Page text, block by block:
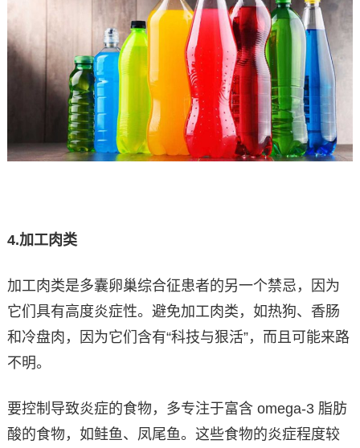
4.加工肉类
加工肉类是多囊卵巢综合征患者的另一个禁忌，因为
它们具有高度炎症性。避免加工肉类，如热狗、香肠
和冷盘肉，因为它们含有“科技与狠活”，而且可能来路
不明。
要控制导致炎症的食物，多专注于富含 omega-3 脂肪
酸的食物，如鲑鱼、凤尾鱼。这些食物的炎症程度较